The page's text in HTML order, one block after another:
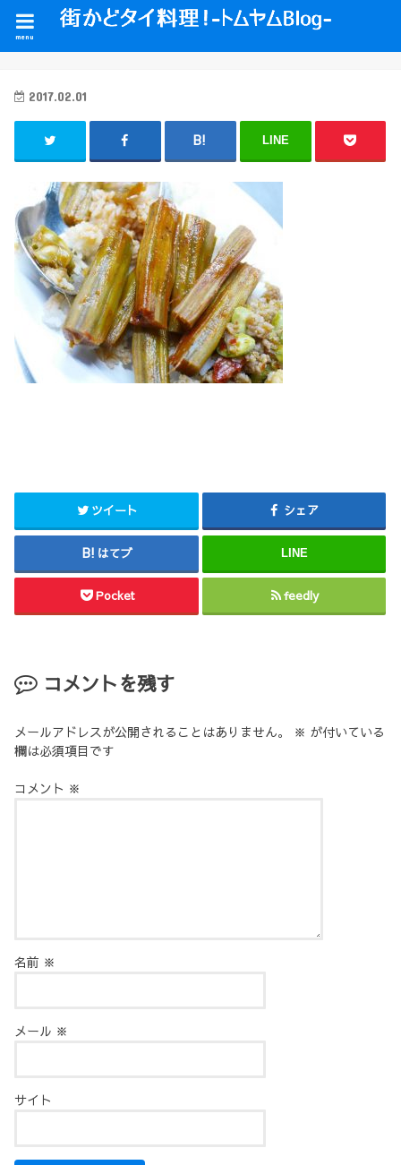
menu
2017.02.01
LINE
ツイート シェア
はてブ LINE
Pocket feedly
コメントを残す
メールアドレスが公開されることはありません。 ※ が付いている
欄は必須項目です
コメント ※
名前 ※
メール ※
サイト